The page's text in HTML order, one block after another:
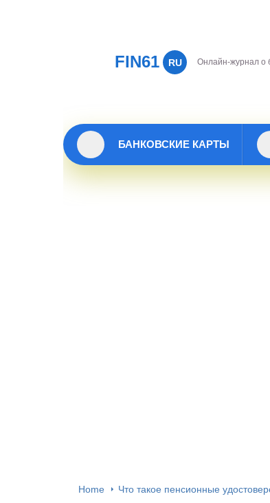
FIN61 RU Онлайн-журнал о
БАНКОВСКИЕ КАРТЫ
Home Что такое пенсионные